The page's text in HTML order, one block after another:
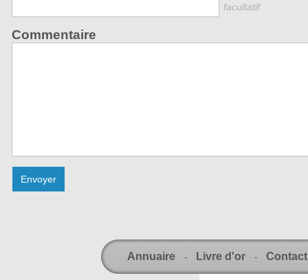
facultatif
Commentaire
Annuaire - Livre d'or - Contact